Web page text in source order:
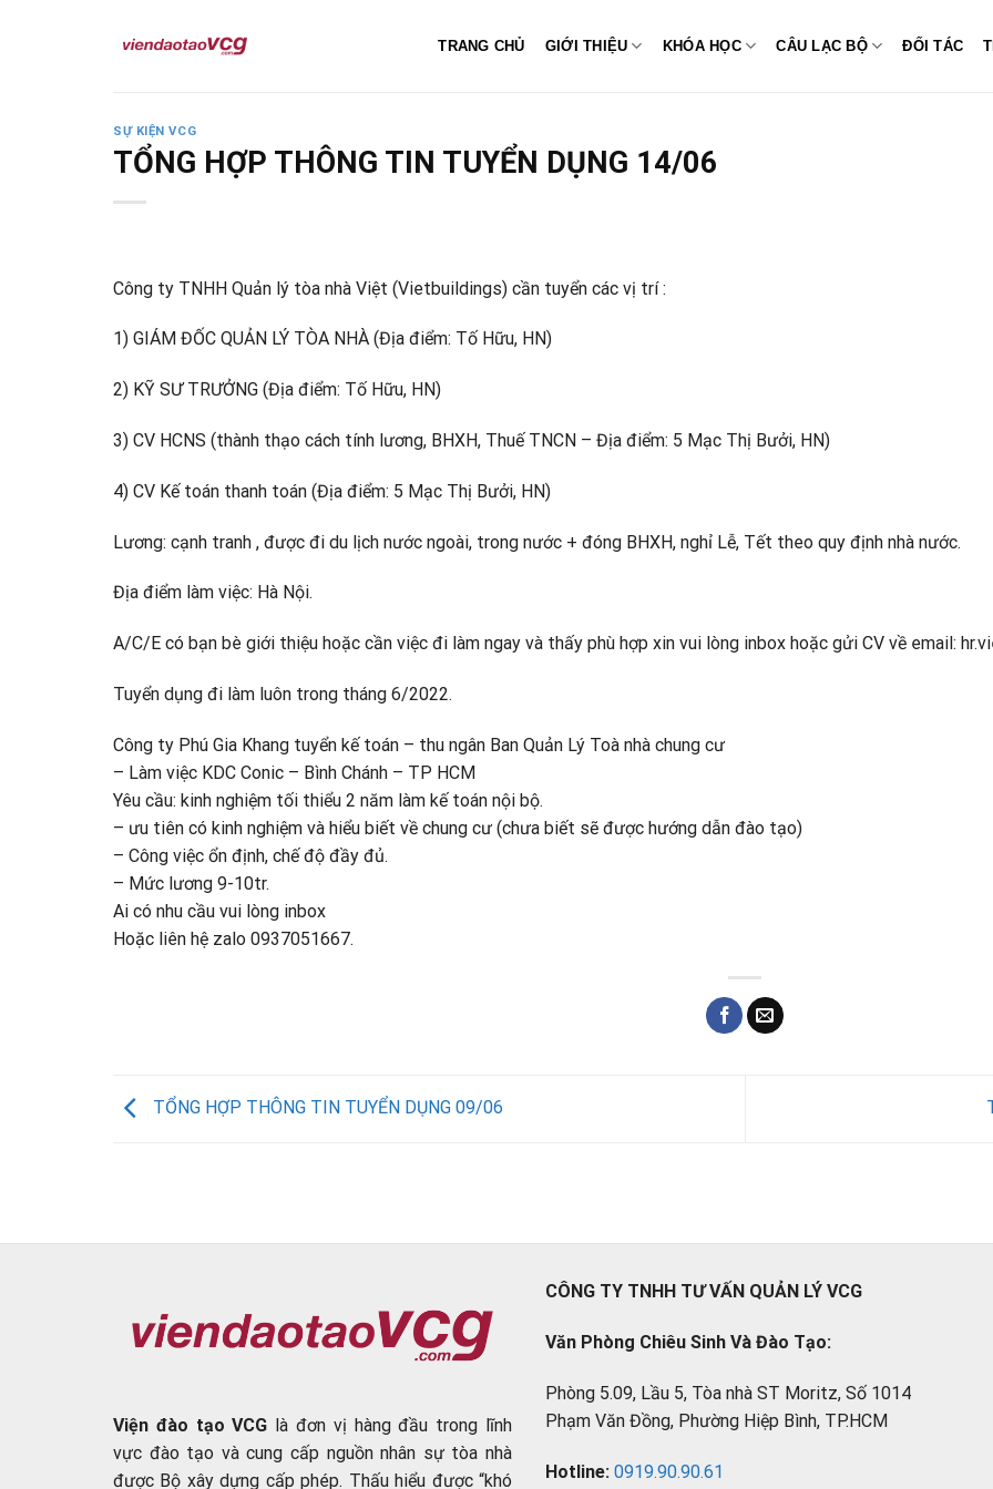
TRANG CHỦ GIỚI THIỆU KHÓA HỌC CÂU LẠC BỘ ĐỐI TÁC
SỰ KIỆN VCG
TỔNG HỢP THÔNG TIN TUYỂN DỤNG 14/06
Công ty TNHH Quản lý tòa nhà Việt (Vietbuildings) cần tuyển các vị trí :
1) GIÁM ĐỐC QUẢN LÝ TÒA NHÀ (Địa điểm: Tố Hữu, HN)
2) KỸ SƯ TRƯỞNG (Địa điểm: Tố Hữu, HN)
3) CV HCNS (thành thạo cách tính lương, BHXH, Thuế TNCN – Địa điểm: 5 Mạc Thị Bưởi, HN)
4) CV Kế toán thanh toán (Địa điểm: 5 Mạc Thị Bưởi, HN)
Lương: cạnh tranh , được đi du lịch nước ngoài, trong nước + đóng BHXH, nghỉ Lễ, Tết theo quy định nhà nước.
Địa điểm làm việc: Hà Nội.
A/C/E có bạn bè giới thiệu hoặc cần việc đi làm ngay và thấy phù hợp xin vui lòng inbox hoặc gửi CV về email:
Tuyển dụng đi làm luôn trong tháng 6/2022.
Công ty Phú Gia Khang tuyển kế toán – thu ngân Ban Quản Lý Toà nhà chung cư
– Làm việc KDC Conic – Bình Chánh – TP HCM
Yêu cầu: kinh nghiệm tối thiểu 2 năm làm kế toán nội bộ.
– ưu tiên có kinh nghiệm và hiểu biết về chung cư (chưa biết sẽ được hướng dẫn đào tạo)
– Công việc ổn định, chế độ đầy đủ.
– Mức lương 9-10tr.
Ai có nhu cầu vui lòng inbox
Hoặc liên hệ zalo 0937051667.
TỔNG HỢP THÔNG TIN TUYỂN DỤNG 09/06
Viện đào tạo VCG là đơn vị hàng đầu trong lĩnh
vực đào tạo và cung cấp nguồn nhân sự tòa nhà
được Bộ xây dựng cấp phép. Thấu hiểu được “khó
CÔNG TY TNHH TƯ VẤN QUẢN LÝ VCG
Văn Phòng Chiêu Sinh Và Đào Tạo:
Phòng 5.09, Lầu 5, Tòa nhà ST Moritz, Số 1014
Phạm Văn Đồng, Phường Hiệp Bình, TP.HCM
Hotline: 0919.90.90.61